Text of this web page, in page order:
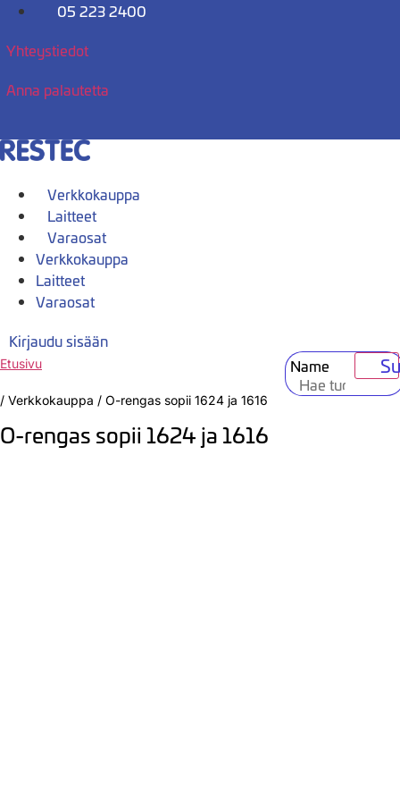
Mene
05 223 2400
Yhteystiedot
Anna palautetta
Verkkokauppa
Laitteet
Varaosat
Verkkokauppa
Laitteet
Varaosat
Kirjaudu sisään
Name
Etusivu
/ Verkkokauppa / O-rengas sopii 1624 ja 1616
O-rengas sopii 1624 ja 1616